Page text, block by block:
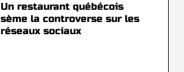
Un restaurant québécois
sème la controverse sur les
réseaux sociaux